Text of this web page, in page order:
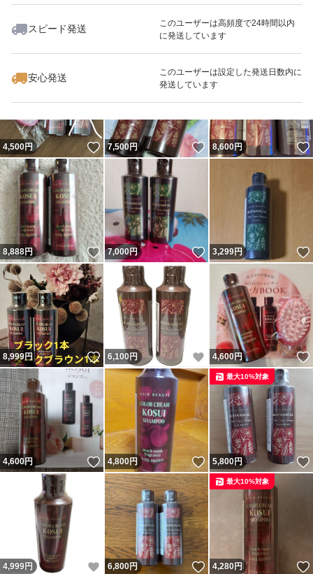
スピード発送
このユーザーは高頻度で24時間以内
に発送しています
安心発送
このユーザーは設定した発送日数内に
発送しています
いいね！
3,150
4,500円 いいね！
7,500円 いいね！
8,600円
8,888円 いいね！
7,000円 いいね！
3,299円
8,999円 いいね！
6,100円 いいね！
4,600円
4,600円 いいね！
4,800円 いいね！
5,800円
最大10%対象
4,999円 いいね！
6,800円 いいね！
4,280円
最大10%対象